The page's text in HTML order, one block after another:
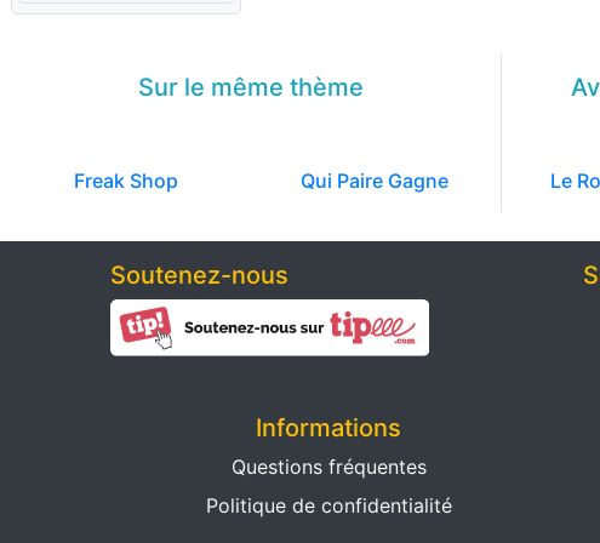
Sur le même thème
Freak Shop Qui Paire Gagne Le
Soutenez-nous
Informations
Questions fréquentes
Politique de confidentialité